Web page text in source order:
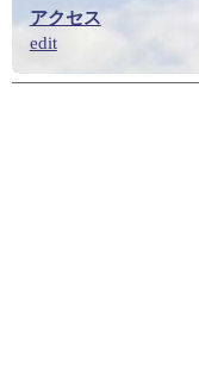
アクセス
edit